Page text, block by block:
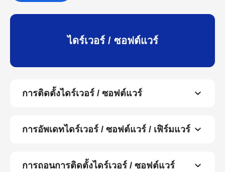
ไดร์เวอร์ / ซอฟต์แวร์
การติดตั้งไดร์เวอร์ / ซอฟต์แวร์
การอัพเดทไดร์เวอร์ / ซอฟต์แวร์ / เฟิร์มแวร์
การถอนการติดตั้งไดร์เวอร์ / ซอฟต์แวร์